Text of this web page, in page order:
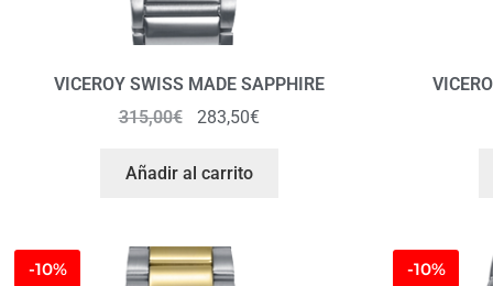
VICEROY SWISS MADE SAPPHIRE
315,00€ 283,50€
Añadir al carrito
-10% -10%